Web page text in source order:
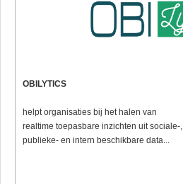
OBILYTICS
helpt organisaties bij het halen van
realtime toepasbare inzichten uit sociale-,
publieke- en intern beschikbare data...